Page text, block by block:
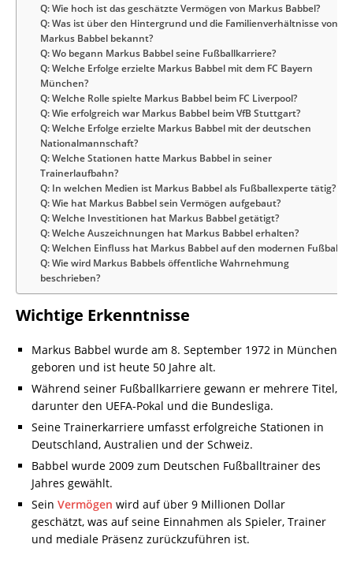
Q: Wie hoch ist das geschätzte Vermögen von Markus Babbel?
Q: Was ist über den Hintergrund und die Familienverhältnisse von
Markus Babbel bekannt?
Q: Wo begann Markus Babbel seine Fußballkarriere?
Q: Welche Erfolge erzielte Markus Babbel mit dem FC Bayern
München?
Q: Welche Rolle spielte Markus Babbel beim FC Liverpool?
Q: Wie erfolgreich war Markus Babbel beim VfB Stuttgart?
Q: Welche Erfolge erzielte Markus Babbel mit der deutschen
Nationalmannschaft?
Q: Welche Stationen hatte Markus Babbel in seiner
Trainerlaufbahn?
Q: In welchen Medien ist Markus Babbel als Fußballexperte tätig?
Q: Wie hat Markus Babbel sein Vermögen aufgebaut?
Q: Welche Investitionen hat Markus Babbel getätigt?
Q: Welche Auszeichnungen hat Markus Babbel erhalten?
Q: Welchen Einfluss hat Markus Babbel auf den modernen Fußball?
Q: Wie wird Markus Babbels öffentliche Wahrnehmung
beschrieben?
Wichtige Erkenntnisse
Markus Babbel wurde am 8. September 1972 in München
geboren und ist heute 50 Jahre alt.
Während seiner Fußballkarriere gewann er mehrere Titel,
darunter den UEFA-Pokal und die Bundesliga.
Seine Trainerkarriere umfasst erfolgreiche Stationen in
Deutschland, Australien und der Schweiz.
Babbel wurde 2009 zum Deutschen Fußballtrainer des
Jahres gewählt.
Sein Vermögen wird auf über 9 Millionen Dollar
geschätzt, was auf seine Einnahmen als Spieler, Trainer
und mediale Präsenz zurückzuführen ist.